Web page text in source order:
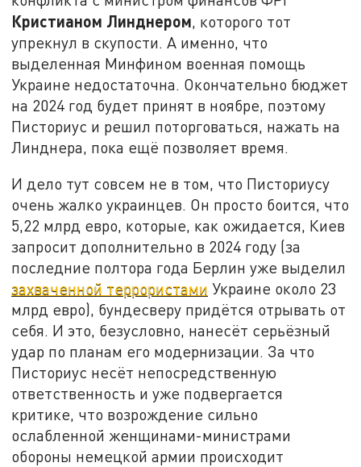
Кристианом Линднером , которого тот
упрекнул в скупости. А именно, что
выделенная Минфином военная помощь
Украине недостаточна. Окончательно бюджет
на 2024 год будет принят в ноябре, поэтому
Писториус и решил поторговаться, нажать на
Линднера, пока ещё позволяет время.
И дело тут совсем не в том, что Писториусу
очень жалко украинцев. Он просто боится, что
5,22 млрд евро, которые, как ожидается, Киев
запросит дополнительно в 2024 году (за
последние полтора года Берлин уже выделил
захваченной террористами Украине около 23
млрд евро), бундесверу придётся отрывать от
себя. И это, безусловно, нанесёт серьёзный
удар по планам его модернизации. За что
Писториус несёт непосредственную
ответственность и уже подвергается
критике, что возрождение сильно
ослабленной женщинами-министрами
обороны немецкой армии происходит